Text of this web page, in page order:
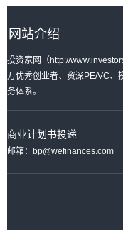
网站介绍
投资家网（http://
万优秀创业者、资深PE/VC、
务体系。
商业计划书投递
邮箱：bp@wefinances.com